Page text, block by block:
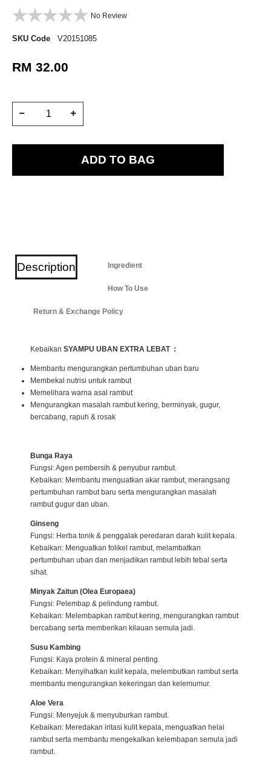
No Review
SKU Code V20151085
RM 32.00
Description Ingredient
How To Use
Return & Exchange Policy
Kebaikan SYAMPU UBAN EXTRA LEBAT :
Membantu mengurangkan pertumbuhan uban baru
Membekal nutrisi untuk rambut
Memelihara warna asal rambut
Mengurangkan masalah rambut kering, berminyak, gugur,
bercabang, rapuh & rosak
Bunga Raya
Fungsi: Agen pembersih & penyubur rambut.
Kebaikan: Membantu menguatkan akar rambut, merangsang
pertumbuhan rambut baru serta mengurangkan masalah
rambut gugur dan uban.
Ginseng
Fungsi: Herba tonik & penggalak peredaran darah kulit kepala.
Kebaikan: Menguatkan folikel rambut, melambatkan
pertumbuhan uban dan menjadikan rambut lebih tebal serta
sihat.
Minyak Zaitun (Olea Europaea)
Fungsi: Pelembap & pelindung rambut.
Kebaikan: Melembapkan rambut kering, mengurangkan rambut
bercabang serta memberikan kilauan semula jadi.
Susu Kambing
Fungsi: Kaya protein & mineral penting.
Kebaikan: Menyihatkan kulit kepala, melembutkan rambut serta
membantu mengurangkan kekeringan dan kelemumur.
Aloe Vera
Fungsi: Menyejuk & menyuburkan rambut.
Kebaikan: Meredakan iritasi kulit kepala, menguatkan helai
rambut serta membantu mengekalkan kelembapan semula jadi
rambut.